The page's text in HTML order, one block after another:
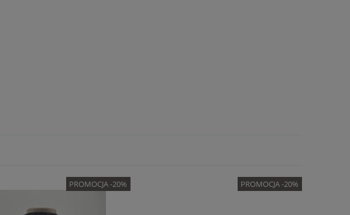
PROMOCJA -20% PROMOCJA -20%